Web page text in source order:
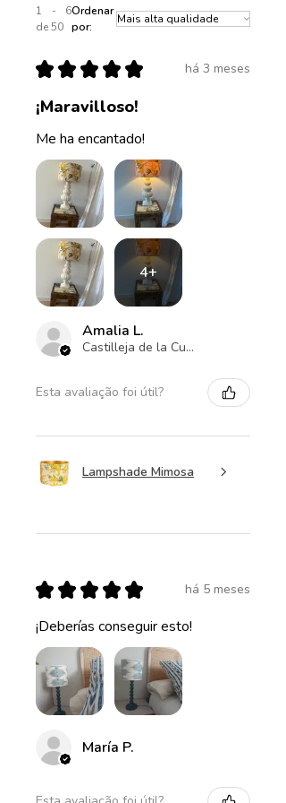
1 - 6
de 50
Ordenar
por:
★ ★ ★ ★ ★ há 3 meses
¡Maravilloso!
Me ha encantado!
4+
Amalia L.
Castilleja de la Cuesta , ES-AN
Esta avaliação foi útil?
Lampshade Mimosa
★ ★ ★ ★ ★ há 5 meses
¡Deberías conseguir esto!
María P.